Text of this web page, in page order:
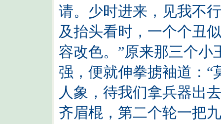
请。少时进来，见我不
及抬头看时，一个个丑
容改色。”原来那三个
强，便就伸拳掳袖道：“
人象，待我们拿兵器出
齐眉棍，第二个轮一把